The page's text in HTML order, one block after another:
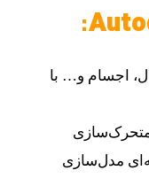
اجسام و… با
مدل‌سازی